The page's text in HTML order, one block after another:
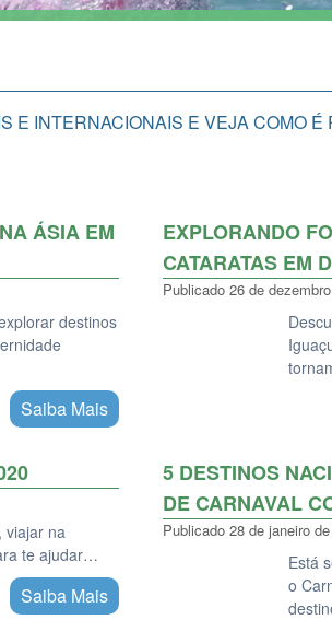
E INTERNACIONAIS E VEJA COMO
ÁSIA EM
destinos
Saiba Mais
EXPLORANDO
CATARATAS EM
Publicado 26 de
viajar na
te ajudar…
Saiba Mais
5 DESTINOS
DE CARNAVAL
Publicado 28 de janeiro
Está
o